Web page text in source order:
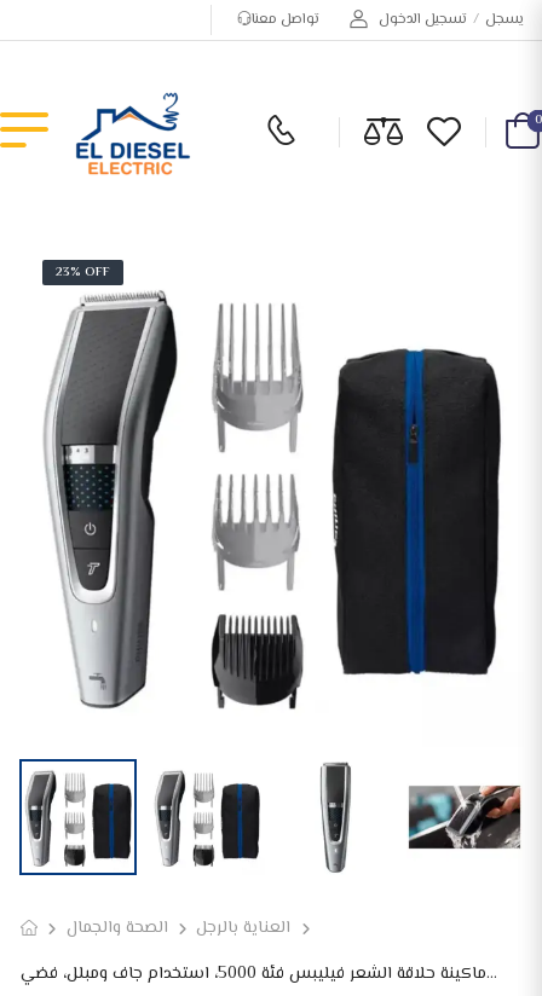
تواصل معنا تسجيل الدخول / يسجل
0
23% OFF
الصحة والجمال
العناية بالرجل
ماكينة حلاقة الشعر فيليبس فئة 5000، استخدام جاف ومبلل، فضي – HC5630/13